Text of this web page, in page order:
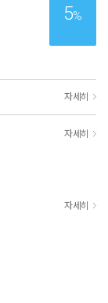
5%
자세히
자세히
자세히